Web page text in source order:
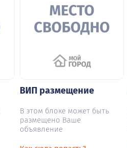
ВИП размещение
В этом блоке может быть
размещено Ваше
объявление